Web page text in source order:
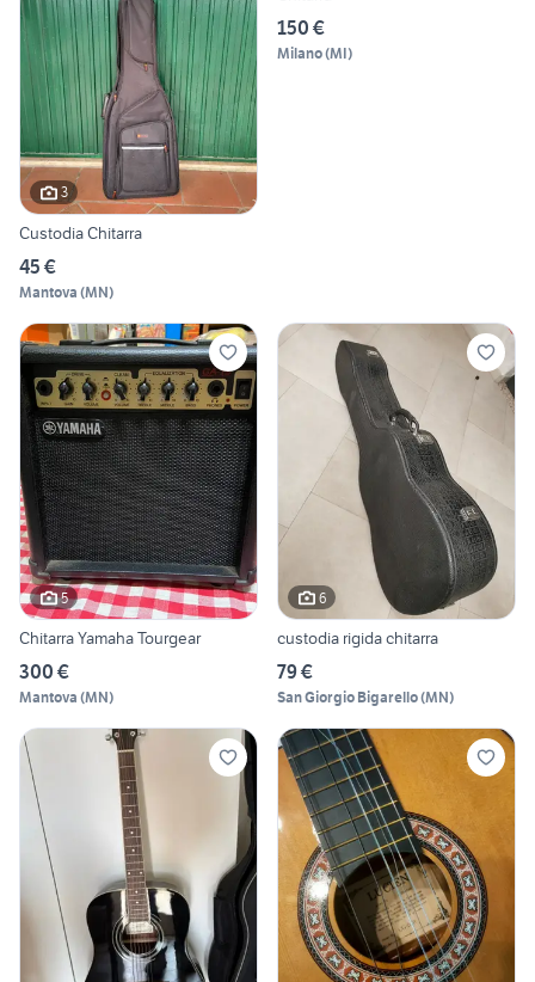
3
Custodia Chitarra
45 €
Mantova (MN)
150 €
Milano(MI)
5
Chitarra Yamaha Tourgear
300 €
Mantova (MN)
6
custodia rigida chitarra
79 €
San Giorgio Bigarello(MN)